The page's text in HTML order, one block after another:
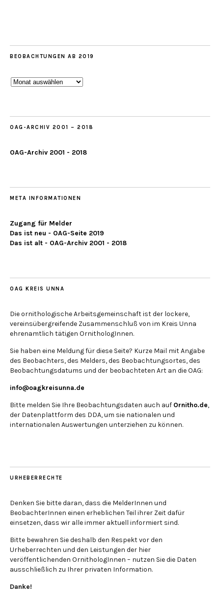
BEOBACHTUNGEN AB 2019
Beobachtungen
OAG-ARCHIV 2001 – 2018
OAG-Archiv 2001 - 2018
META INFORMATIONEN
Zugang für Melder
Das ist neu - OAG-Seite 2019
Das ist alt - OAG-Archiv 2001 - 2018
OAG KREIS UNNA
Die ornithologische Arbeitsgemeinschaft ist der lockere,
vereinsübergreifende Zusammenschluß von im Kreis Unna
ehrenamtlich tätigen OrnithologInnen.
Sie haben eine Meldung für diese Seite? Kurze Mail mit Angabe
des Beobachters, des Melders, des Beobachtungsortes, des
Beobachtungsdatums und der beobachteten Art an die OAG:
info@oagkreisunna.de
Bitte melden Sie Ihre Beobachtungsdaten auch auf Ornitho.de,
der Datenplattform des DDA, um sie nationalen und
internationalen Auswertungen unterziehen zu können.
URHEBERRECHTE
Denken Sie bitte daran, dass die MelderInnen und
BeobachterInnen einen erheblichen Teil ihrer Zeit dafür
einsetzen, dass wir alle immer aktuell informiert sind.
Bitte bewahren Sie deshalb den Respekt vor den
Urheberrechten und den Leistungen der hier
veröffentlichenden OrnithologInnen – nutzen Sie die Daten
ausschließlich zu Ihrer privaten Information.
Danke!